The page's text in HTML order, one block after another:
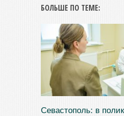
БОЛЬШЕ ПО ТЕМЕ:
Севастополь: в